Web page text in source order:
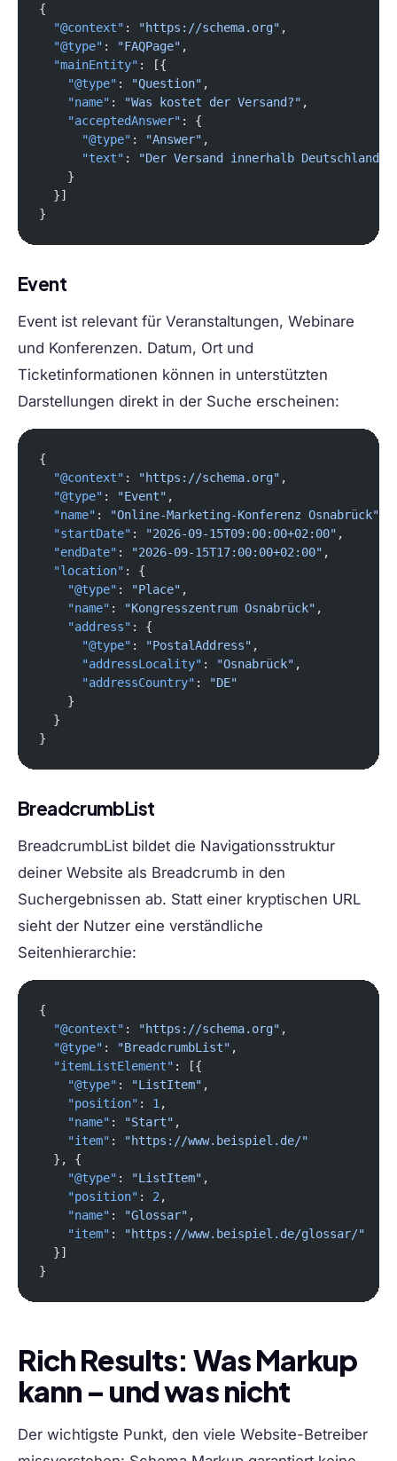
{
  "@context"
: "https://schema.org" ,
  "@type"
: "FAQPage" ,
  "mainEntity"
: [{
    "@type"
: "Question" ,
    "name"
: "Was kostet der Versand?" ,
    "acceptedAnswer"
: {
      "@type"
: "Answer" ,
      "text"
:
"Der Versand innerhalb
    }
  }]
}
Event
Event ist relevant für Veranstaltungen, Webinare
und Konferenzen. Datum, Ort und
Ticketinformationen können in unterstützten
Darstellungen direkt in der Suche erscheinen:
{
  "@context"
: "https://schema.org" ,
  "@type"
: "Event" ,
  "name"
: "Online-Marketing-Konferenz Osnabrück"
  "startDate"
: "2026-09-15T09:00:00+02:00" ,
  "endDate"
: "2026-09-15T17:00:00+02:00" ,
  "location"
: {
    "@type"
: "Place" ,
    "name"
: "Kongresszentrum Osnabrück" ,
    "address"
: {
      "@type"
: "PostalAddress" ,
      "addressLocality"
: "Osnabrück" ,
      "addressCountry"
:
"DE"
    }
  }
}
BreadcrumbList
BreadcrumbList bildet die Navigationsstruktur
deiner Website als Breadcrumb in den
Suchergebnissen ab. Statt einer kryptischen URL
sieht der Nutzer eine verständliche
Seitenhierarchie:
{
  "@context"
: "https://schema.org" ,
  "@type"
: "BreadcrumbList" ,
  "itemListElement"
: [{
    "@type"
: "ListItem" ,
    "position"
: 1 ,
    "name"
: "Start" ,
    "item"
:
"https://www.beispiel.de/"
  }, {
    "@type"
: "ListItem" ,
    "position"
: 2 ,
    "name"
: "Glossar" ,
    "item"
:
"https://www.beispiel.de/glossar/"
  }]
}
Rich Results: Was Markup
kann – und was nicht
Der wichtigste Punkt, den viele Website-Betreiber